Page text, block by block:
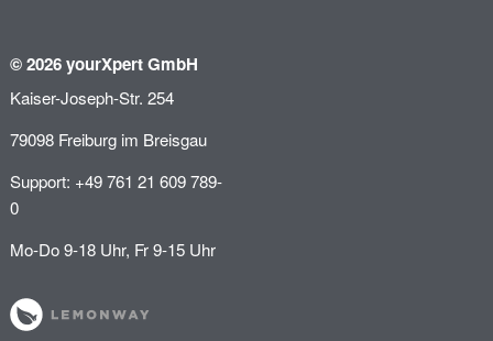
© 2026 yourXpert GmbH
Kaiser-Joseph-Str. 254
79098 Freiburg im Breisgau
Support: +49 761 21 609 789-
0
Mo-Do 9-18 Uhr, Fr 9-15 Uhr